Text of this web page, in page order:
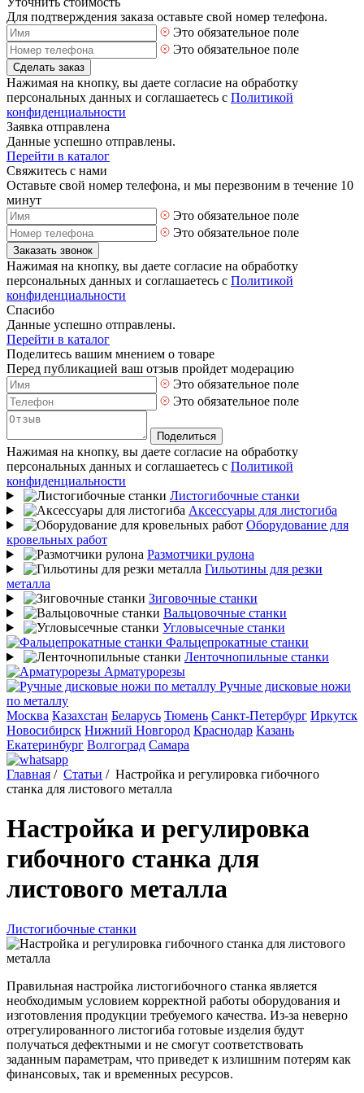
Для подтверждения заказа оставьте свой номер телефона.
Это обязательное поле
Это обязательное поле
Сделать заказ
Нажимая на кнопку, вы даете согласие на обработку
персональных данных и соглашаетесь с Политикой
конфиденциальности
Заявка отправлена
Данные успешно отправлены.
Перейти в каталог
Свяжитесь с нами
Оставьте свой номер телефона, и мы перезвоним в течение 10
минут
Это обязательное поле
Это обязательное поле
Заказать звонок
Нажимая на кнопку, вы даете согласие на обработку
персональных данных и соглашаетесь с Политикой
конфиденциальности
Спасибо
Данные успешно отправлены.
Перейти в каталог
Поделитесь вашим мнением о товаре
Перед публикацией ваш отзыв пройдет модерацию
Это обязательное поле
Это обязательное поле
Поделиться
Нажимая на кнопку, вы даете согласие на обработку
персональных данных и соглашаетесь с Политикой
конфиденциальности
Листогибочные станки
Аксессуары для листогиба
Оборудование для
кровельных работ
Размотчики рулона
Гильотины для резки
металла
Зиговочные станки
Вальцовочные станки
Угловысечные станки
Фальцепрокатные станки
Ленточнопильные станки
Арматурорезы
Ручные дисковые ножи
по металлу
Москва Казахстан Беларусь Тюмень Санкт-Петербург Иркутск
Новосибирск Нижний Новгород Краснодар Казань
Екатеринбург Волгоград Самара
Главная / Статьи / Настройка и регулировка гибочного
станка для листового металла
Настройка и регулировка
гибочного станка для
листового металла
Листогибочные станки
Правильная настройка листогибочного станка является
необходимым условием корректной работы оборудования и
изготовления продукции требуемого качества. Из-за неверно
отрегулированного листогиба готовые изделия будут
получаться дефектными и не смогут соответствовать
заданным параметрам, что приведет к излишним потерям как
финансовых, так и временных ресурсов.